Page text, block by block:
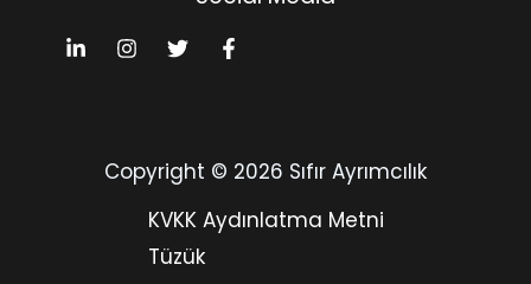
Copyright © 2026 Sıfır Ayrımcılık
KVKK Aydınlatma Metni
Tüzük